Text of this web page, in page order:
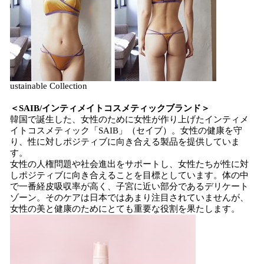
ustainable Collection
＜SAIB/インティメイトコスメティックブランド＞
韓国で誕生した、女性のために女性が作り上げたインティメ
イトコスメティック「SAIB」（セイブ）。女性の健康を守
り、性に対しポジティブに向き合える製品を提供していま
す。
女性の人権問題や社会進出をサポートし、女性たちが性に対
しポジティブに向き合えることを目標としています。体の中
で一番経皮吸収率が高く、子宮に近い部分であるデリケート
ゾーン。そのケアは日本ではあまり注目されていませんが、
女性の美と健康のためにとても重要な役割を果たします。